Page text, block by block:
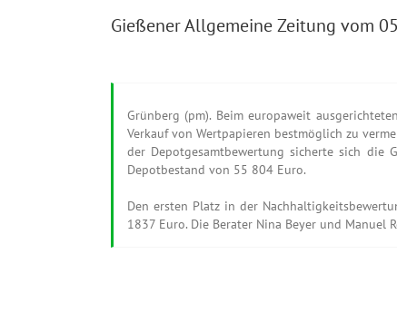
Gießener Allgemeine Zeitung vom
Grünberg (pm). Beim europaweit
Verkauf von Wertpapieren bestmöglich zu
der Depotgesamtbewertung sicherte sich die
Depotbestand von 55 804 Euro.
Den ersten Platz in der
1837 Euro. Die Berater Nina Beyer und